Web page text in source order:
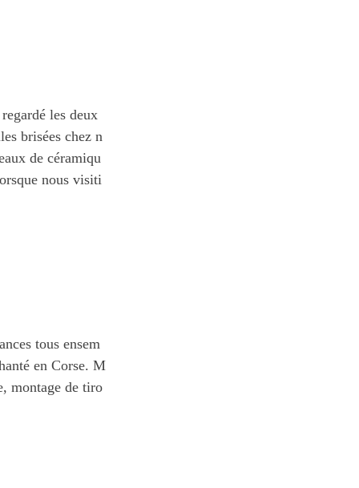
les deux
brisées chez n
de céramiqu
nous visiti
tous ensem
en Corse. M
montage de tiro